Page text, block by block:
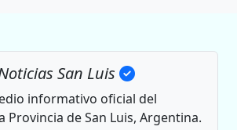
San Luis
informativo oficial del
Provincia de San Luis, Argentina.